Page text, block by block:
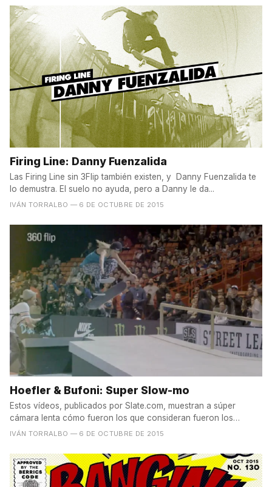
Firing Line: Danny Fuenzalida
Las Firing Line sin 3Flip también existen, y Danny Fuenzalida te
lo demustra. El suelo no ayuda, pero a Danny le da...
IVÁN TORRALBO — 6 DE OCTUBRE DE 2015
Hoefler & Bufoni: Super Slow-mo
Estos vídeos, publicados por Slate.com, muestran a súper
cámara lenta cómo fueron los que consideran fueron los
mejores...
IVÁN TORRALBO — 6 DE OCTUBRE DE 2015